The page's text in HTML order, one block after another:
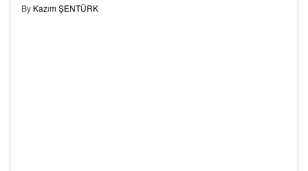
By Kazım ŞENTÜRK